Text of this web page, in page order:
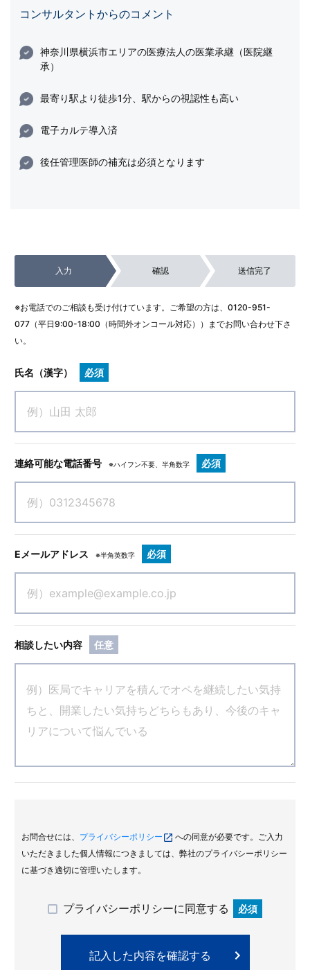
コンサルタントからのコメント
神奈川県横浜市エリアの医療法人の医業承継（医院継
承）
最寄り駅より徒歩1分、駅からの視認性も高い
電子カルテ導入済
後任管理医師の補充は必須となります
入力 確認 送信完了
※お電話でのご相談も受け付けています。ご希望の方は、 0120-951-
077 （平日9:00-18:00（時間外オンコール対応））までお問い合わせ下さ
い。
氏名（漢字） 必須
連絡可能な電話番号 ※ハイフン不要、半角数字 必須
Eメールアドレス ※半角英数字 必須
相談したい内容 任意
お問合せには、 プライバシーポリシー
への同意が必要です。ご入力
いただきました個人情報につきましては、弊社のプライバシーポリシー
に基づき適切に管理いたします。
プライバシーポリシーに同意する 必須